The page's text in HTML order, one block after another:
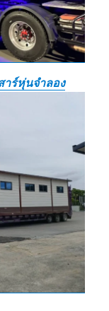
าร์หุ่นจำลอง